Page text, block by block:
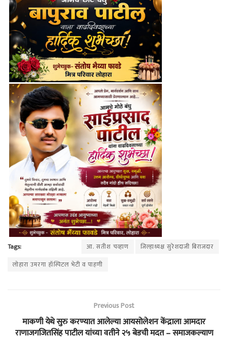
Tags: आ. सतीश चव्हाण
जिल्हाध्यक्ष सुरेशदाजी बिराजदार
लोहारा उमरगा हॉस्पिटल भेटी व पाहणी
Previous Post
माकणी येथे सुरु करण्यात आलेल्या आयसोलेशन केंद्राला आमदार
राणाजगजितसिंह पाटील यांच्या वतीने २५ बेडची मदत – समाजकल्याण